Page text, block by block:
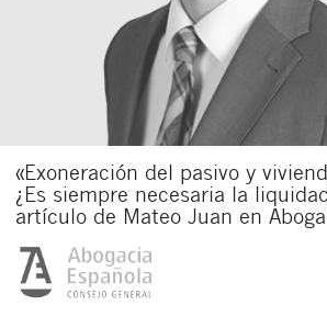
«Exoneración del pasivo y
¿Es siempre necesaria la
artículo de Mateo Juan en